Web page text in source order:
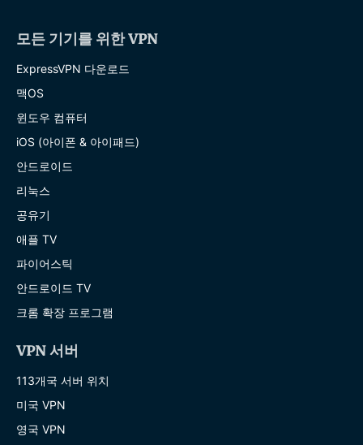
모든 기기를 위한 VPN
ExpressVPN 다운로드
맥OS
윈도우 컴퓨터
iOS (아이폰 & 아이패드)
안드로이드
리눅스
공유기
애플 TV
파이어스틱
안드로이드 TV
크롬 확장 프로그램
VPN 서버
113개국 서버 위치
미국 VPN
영국 VPN